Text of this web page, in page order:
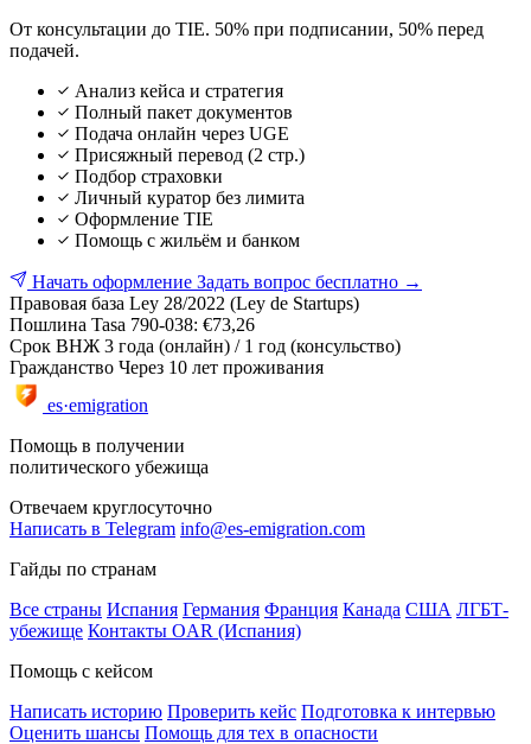
От консультации до TIE. 50% при подписании, 50% перед
подачей.
Анализ кейса и стратегия
Полный пакет документов
Подача онлайн через UGE
Присяжный перевод (2 стр.)
Подбор страховки
Личный куратор без лимита
Оформление TIE
Помощь с жильём и банком
Начать оформление Задать вопрос бесплатно →
Правовая база Ley 28/2022 (Ley de Startups)
Пошлина Tasa 790-038: €73,26
Срок ВНЖ 3 года (онлайн) / 1 год (консульство)
Гражданство Через 10 лет проживания
es·emigration
Помощь в получении
политического убежища
Отвечаем круглосуточно
Написать в Telegram info@es-emigration.com
Гайды по странам
Все страны Испания Германия Франция Канада США ЛГБТ-
убежище Контакты OAR (Испания)
Помощь с кейсом
Написать историю Проверить кейс Подготовка к интервью
Оценить шансы Помощь для тех в опасности